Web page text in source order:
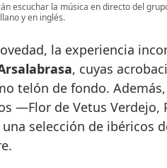
escuchar la música en directo del
y en inglés.
la experiencia
, cuyas
telón de fondo.
—Flor de Vetus Verdejo,
selección de ibéricos